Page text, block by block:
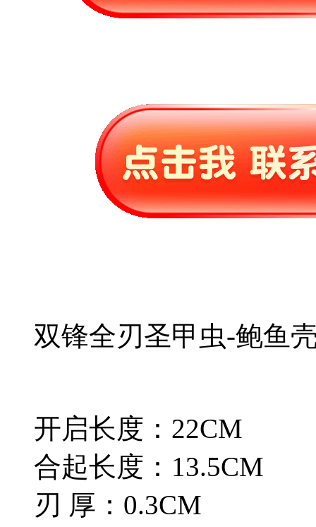
双锋全刃圣甲虫-鲍鱼
开启长度：22CM
合起长度：13.5CM
刃 厚：0.3CM